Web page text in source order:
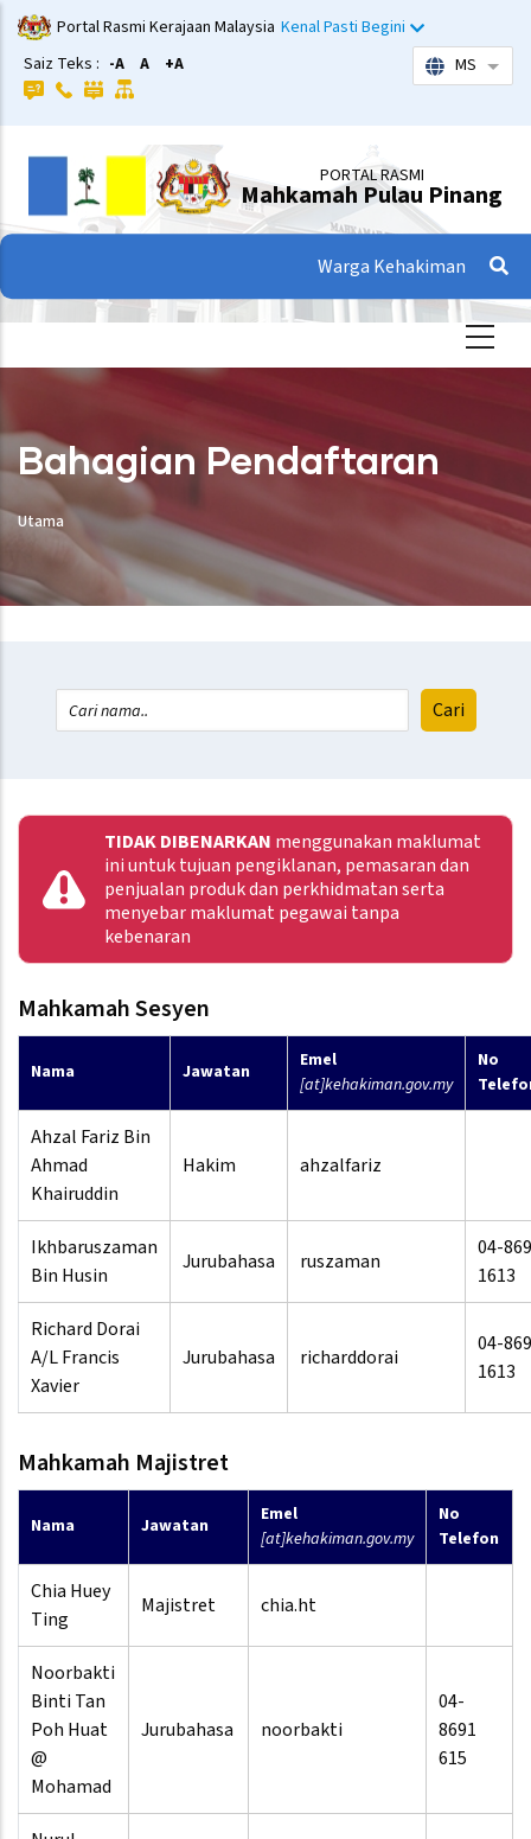
Langkau
ke
kandungan
utama
Portal Rasmi Kerajaan Malaysia Kenal Pasti Begini
Saiz Teks : -A A +A MS
PORTAL RASMI
Mahkamah Pulau Pinang
Warga Kehakiman
Bahagian Pendaftaran
Utama
TIDAK DIBENARKAN menggunakan maklumat
ini untuk tujuan pengiklanan, pemasaran dan
penjualan produk dan perkhidmatan serta
menyebar maklumat pegawai tanpa
kebenaran
Mahkamah Sesyen
Nama Jawatan
Emel
[at]kehakiman.gov.my
No
Ahzal Fariz Bin
Ahmad
Khairuddin
Hakim ahzalfariz
Ikhbaruszaman
Bin Husin
Jurubahasa ruszaman
04-869
1613
Richard Dorai
A/L Francis
Xavier
Jurubahasa richarddorai
04-869
1613
Mahkamah Majistret
Nama Jawatan
Emel
[at]kehakiman.gov.my
No
Telefon
Chia Huey
Ting
Majistret chia.ht
Noorbakti
Binti Tan
Poh Huat
@
Mohamad
Jurubahasa noorbakti
04-
8691
615